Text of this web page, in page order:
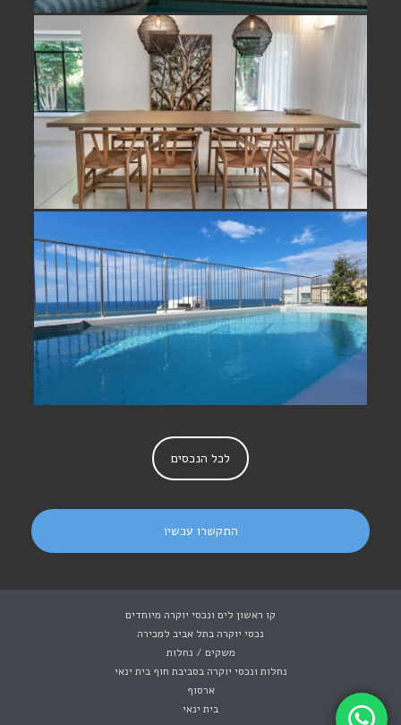
למכירה וילה בחופית- נמכר!
פנטהאוז עם נוף מלא לים להשכרה ביפו
תל אביב
לכל הנכסים
התקשרו עכשיו
קו ראשון לים ונכסי יוקרה מיוחדים
נכסי יוקרה בתל אביב למכירה
משקים / נחלות
נחלות ונכסי יוקרה בסביבת חוף בית ינאי
ארסוף
בית ינאי